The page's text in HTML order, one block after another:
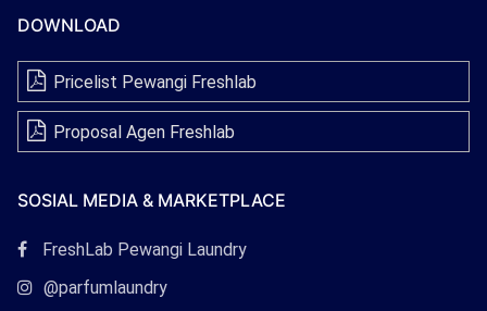
DOWNLOAD
Pricelist Pewangi Freshlab
Proposal Agen Freshlab
SOSIAL MEDIA & MARKETPLACE
Tautan
Facebook
FreshLab Pewangi Laundry
Tautan@parfumlaundry